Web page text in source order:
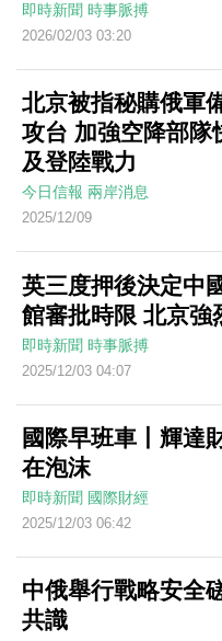
即時新聞 時事脈搏
2026/02/03 03:20
北京被指秘購俄軍
攻台 加強空降部隊
及登陸戰力
今日信報 兩岸消息
2025/12/09
英三度押後決定中
館審批時限 北京強
即時新聞 時事脈搏
2025/12/03 04:07
國際早班車丨輝達
在泡沫
即時新聞 國際財經
2025/12/03 06:42
中俄舉行戰略安全
共識